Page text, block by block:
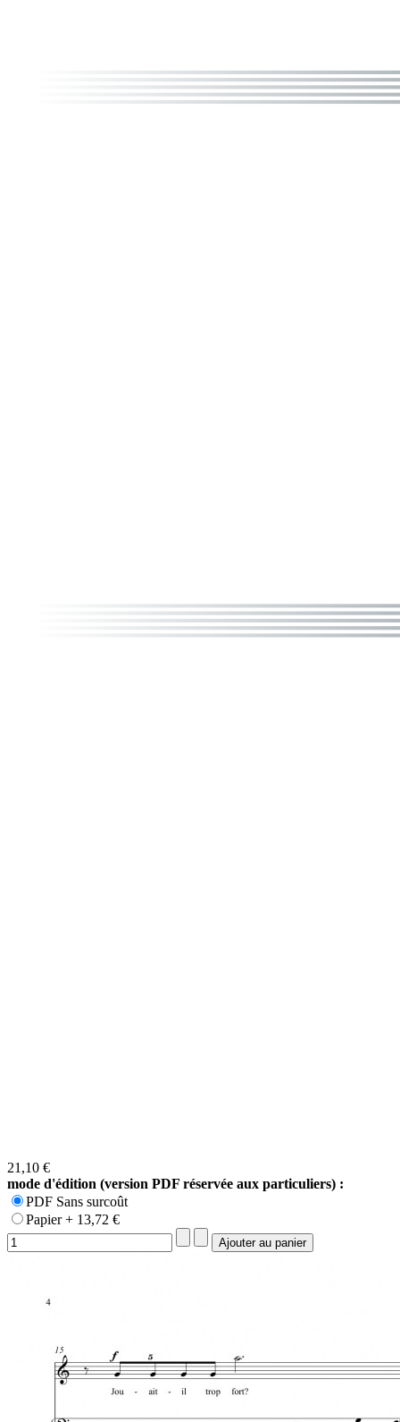
21,10 €
mode d'édition (version PDF réservée aux particuliers) :
PDF Sans surcoût
Papier + 13,72 €